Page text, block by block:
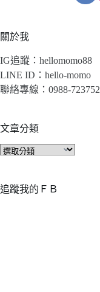
關於我
IG追蹤：hellomomo88
LINE ID：hello-momo
聯絡專線：0988-723752
文章分類
文
類
追蹤我的ＦＢ